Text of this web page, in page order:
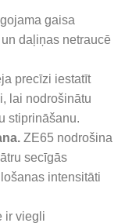
gaisa
daļiņas netraucē
precīzi iestatīt
lai nodrošinātu
stiprināšanu.
ZE65 nodrošina
secīgās
intensitāti
ir viegli